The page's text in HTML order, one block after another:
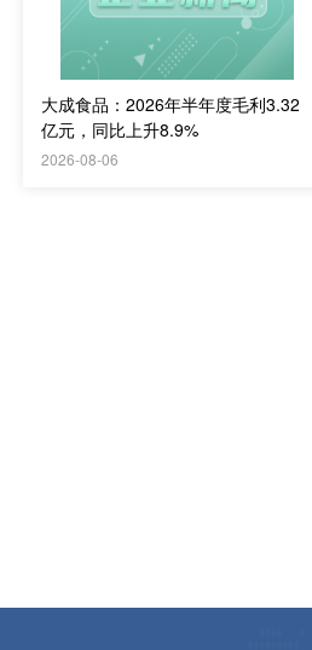
大成食品：2026年半年度毛利3.32
亿元，同比上升8.9%
2026-08-06